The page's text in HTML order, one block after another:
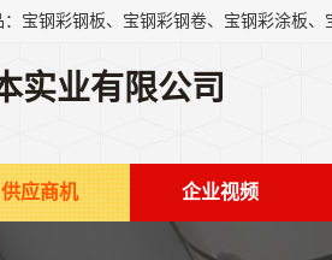
实业有限公司
供应商机 企业视频